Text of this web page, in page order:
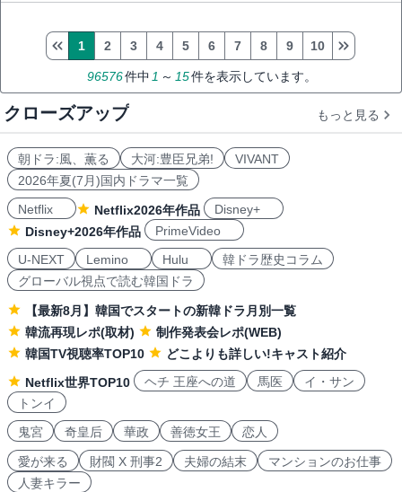
96576件中 1 ～ 15件を表示しています。
1 2 3 4 5 6 7 8 9 10
クローズアップ もっと見る
朝ドラ:風、薫る 大河:豊臣兄弟!
VIVANT
2026年夏(7月)国内ドラマ一覧
Netflix
Netflix2026年作品
Disney+
Disney+2026年作品
PrimeVideo
U-NEXT
Lemino Hulu
韓ドラ歴史コラム
グローバル視点で読む韓国ドラ
【最新8月】韓国でスタートの新韓ドラ月別一覧
韓流再現レポ(取材)
制作発表会レポ(WEB)
韓国TV視聴率TOP10
どこよりも詳しい!キャスト紹介
Netflix世界TOP10
ヘチ 王座への道 馬医
イ・サン
トンイ
鬼宮
奇皇后 華政 善徳女王 恋人
愛が来る 財閥 X 刑事2 夫婦の結末
マンションのお仕事
人妻キラー